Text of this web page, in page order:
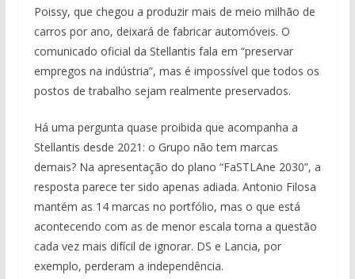
Poissy, que chegou a produzir mais de meio milhão de
carros por ano, deixará de fabricar automóveis. O
comunicado oficial da Stellantis fala em “preservar
empregos na indústria”, mas é impossível que todos os
postos de trabalho sejam realmente preservados.
Há uma pergunta quase proibida que acompanha a
Stellantis desde 2021: o Grupo não tem marcas
demais? Na apresentação do plano “FaSTLAne 2030”, a
resposta parece ter sido apenas adiada. Antonio Filosa
mantém as 14 marcas no portfólio, mas o que está
acontecendo com as de menor escala torna a questão
cada vez mais difícil de ignorar. DS e Lancia, por
exemplo, perderam a independência.